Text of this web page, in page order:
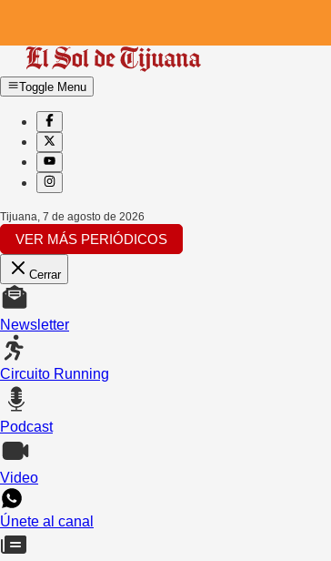
Toggle Menu
Tijuana 7 de agosto de 2026
VER MÁS PERIÓDICOS
Cerrar
Newsletter
Circuito Running
Podcast
Video
Únete al canal